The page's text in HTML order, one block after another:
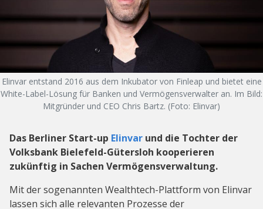
Elinvar entstand 2016 aus dem Inkubator von Finleap und bietet eine
White-Label-Lösung für Banken und Vermögensverwalter an. Im Bild:
Mitgründer und CEO Chris Bartz. (Foto: Elinvar)
Das Berliner Start-up Elinvar und die Tochter der
Volksbank Bielefeld-Gütersloh kooperieren
zukünftig in Sachen Vermögensverwaltung.
Mit der sogenannten Wealthtech-Plattform von Elinvar
lassen sich alle relevanten Prozesse der